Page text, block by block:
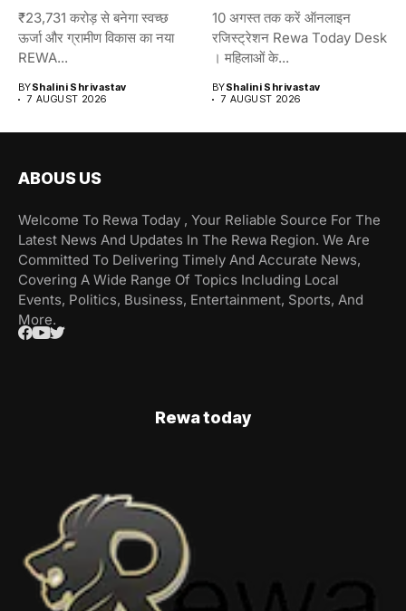
₹23,731 करोड़ से बनेगा स्वच्छ
ऊर्जा और ग्रामीण विकास का नया
REWA...
BYShalini Shrivastav
7 AUGUST 2026
10 अगस्त तक करें ऑनलाइन
रजिस्ट्रेशन Rewa Today Desk
। महिलाओं के...
BYShalini Shrivastav
7 AUGUST 2026
ABOUS US
Welcome To Rewa Today , Your Reliable Source For The
Latest News And Updates In The Rewa Region. We Are
Committed To Delivering Timely And Accurate News,
Covering A Wide Range Of Topics Including Local
Events, Politics, Business, Entertainment, Sports, And
More.
Rewa today